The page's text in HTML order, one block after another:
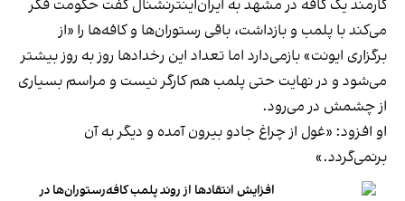
کارمند یک کافه در مشهد به ایران‌اینترنشنال گفت حکومت فکر
می‌کند با پلمب و بازداشت، باقی رستوران‌ها و کافه‌ها را «از
برگزاری ایونت» بازمی‌دارد اما تعداد این رخدادها روز به روز بیشتر
می‌شود و در نهایت حتی پلمب هم کارگر نیست و مراسم بسیاری
از چشمش در می‌رود.
او افزود: «غول از چراغ جادو بیرون آمده و دیگر به آن
برنمی‎‌گردد.»
افزایش انتقادها از روند پلمب کافه‌رستوران‌ها در